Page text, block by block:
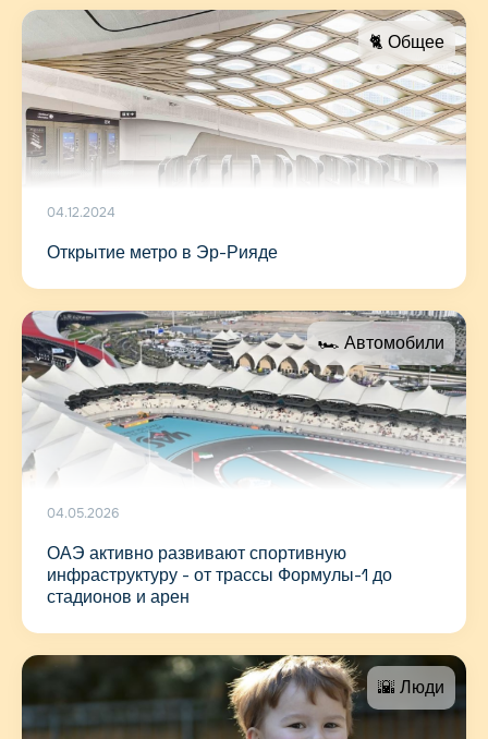
🐈 Общее
04.12.2024
Открытие метро в Эр-Рияде
🏎 Автомобили
04.05.2026
ОАЭ активно развивают спортивную
инфраструктуру - от трассы Формулы-1 до
стадионов и арен
🌇 Люди